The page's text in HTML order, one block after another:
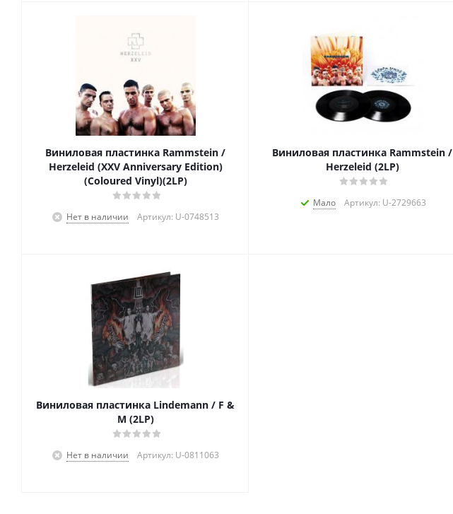
Виниловая пластинка Rammstein /
Herzeleid (XXV Anniversary Edition)
(Coloured Vinyl)(2LP)
Нет в наличии Артикул: U-0748513
Виниловая пластинка Rammstein /
Herzeleid (2LP)
Мало Артикул: U-2729663
Виниловая пластинка Lindemann / F &
M (2LP)
Нет в наличии Артикул: U-0811063